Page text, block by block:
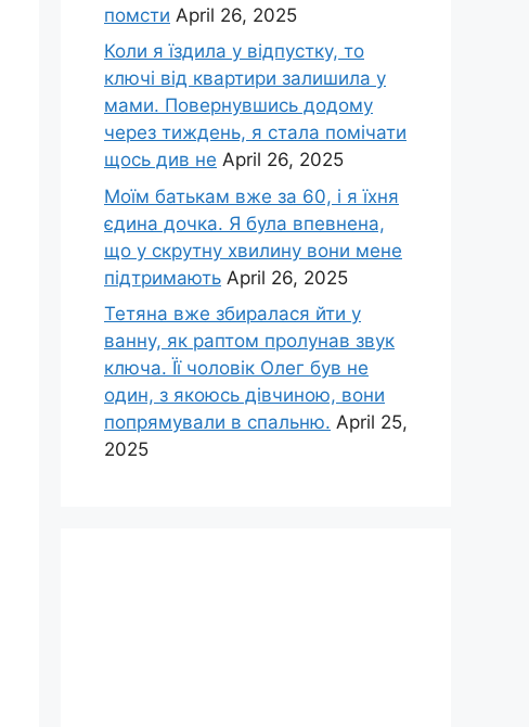
помсти April 26, 2025
Коли я їздила у відпустку, то
ключі від квартири залишила у
мами. Повернувшись додому
через тиждень, я стала помічати
щось див не April 26, 2025
Моїм батькам вже за 60, і я їхня
єдина дочка. Я була впевнена,
що у скрутну хвилину вони мене
підтримають April 26, 2025
Тетяна вже збиралася йти у
ванну, як раптом пролунав звук
ключа. Її чоловік Олег був не
один, з якоюсь дівчиною, вони
попрямували в спальню. April 25,
2025